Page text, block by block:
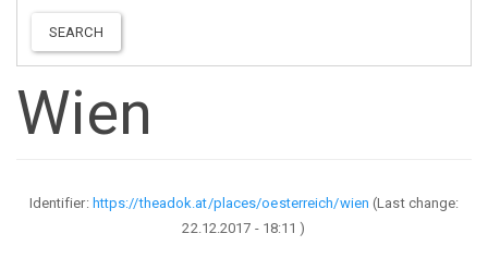
SEARCH
Wien
Identifier: https://theadok.at/places/oesterreich/wien (Last change:
22.12.2017 - 18:11 )